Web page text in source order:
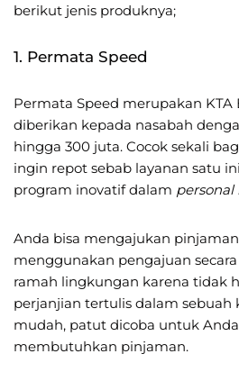
berikut jenis produknya;
1. Permata Speed
Permata Speed merupakan
diberikan kepada nasabah
hingga 300 juta. Cocok sekali
ingin repot sebab layanan satu
program inovatif dalam personal
Anda bisa mengajukan
menggunakan pengajuan secara
ramah lingkungan karena tidak
perjanjian tertulis dalam sebuah
mudah, patut dicoba untuk
membutuhkan pinjaman.